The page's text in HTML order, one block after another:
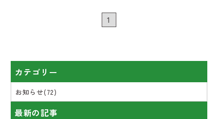
1
カテゴリー
お知らせ(72)
最新の記事